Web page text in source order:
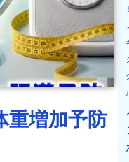
重増加予防